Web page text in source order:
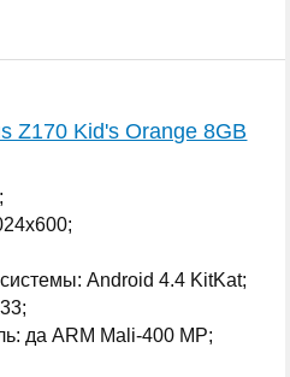
Z170 Kid's Orange 8GB
Android 4.4 KitKat;
да ARM Mali-400 MP;